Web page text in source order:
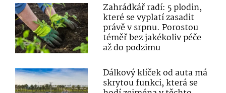
Zahrádkář radí: 5 plodin,
které se vyplatí zasadit
právě v srpnu. Porostou
téměř bez jakékoliv péče
až do podzimu
Dálkový klíček od auta má
skrytou funkci, která se